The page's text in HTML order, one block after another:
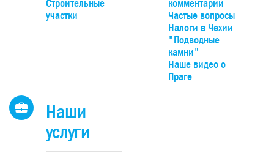
Смиховского или Главного вокзалов.
Строительные
участки
комментарии
Частые вопросы
Налоги в Чехии
"Подводные
камни"
Наше видео о
Праге
Наши
услуги